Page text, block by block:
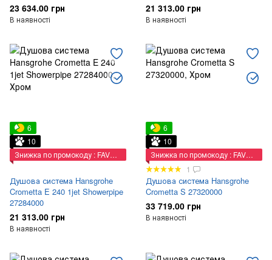
23 634.00 грн
В наявності
21 313.00 грн
В наявності
6
10
Знижка по промокоду : FAVORIT
Душова система Hansgrohe
Crometta E 240 1jet Showerpipe
27284000
21 313.00 грн
В наявності
6
10
Знижка по промокоду : FAVORIT
1
Душова система Hansgrohe
Crometta S 27320000
33 719.00 грн
В наявності